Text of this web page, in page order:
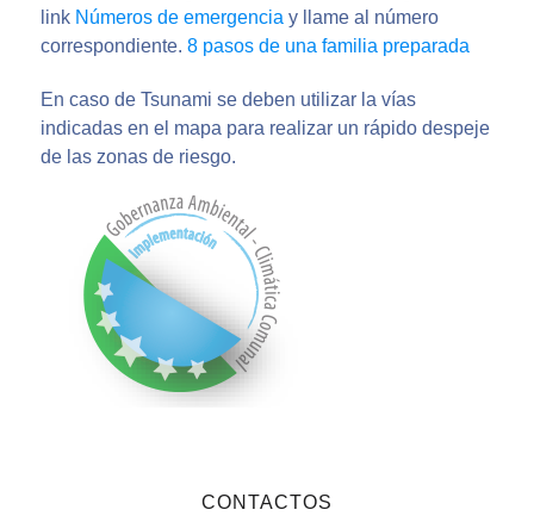
link Números de emergencia y llame al número
correspondiente. 8 pasos de una familia preparada
En caso de Tsunami se deben utilizar la vías
indicadas en el mapa para realizar un rápido despeje
de las zonas de riesgo.
CONTACTOS